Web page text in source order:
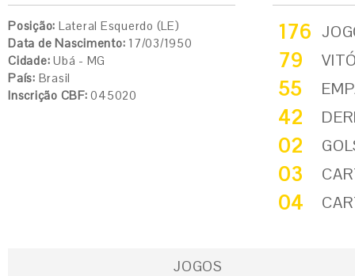
Posição: Lateral Esquerdo (LE)
Data de Nascimento: 17/03/1950
Cidade: Ubá - MG
País: Brasil
Inscrição CBF: 045020
176
79
55
42
02
03
04
JOGOS